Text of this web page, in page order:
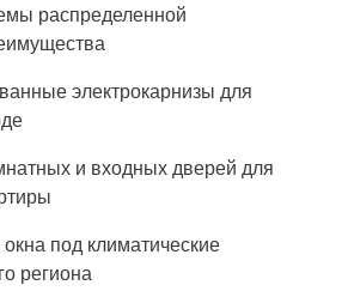
распределенной
электрокарнизы для
и входных дверей для
под климатические
региона